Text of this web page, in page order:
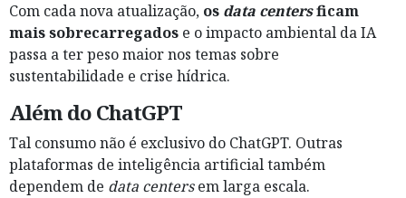
Com cada nova atualização, os data centersficam
mais sobrecarregados e o impacto ambiental da IA
passa a ter peso maior nos temas sobre
sustentabilidade e crise hídrica.
Além do ChatGPT
Tal consumo não é exclusivo do ChatGPT. Outras
plataformas de inteligência artificial também
dependem de data centersem larga escala.